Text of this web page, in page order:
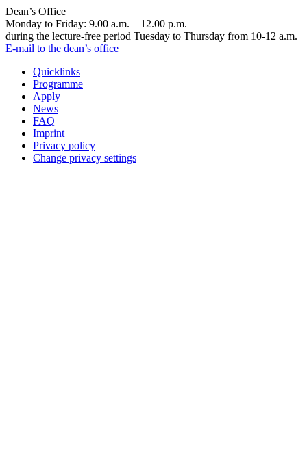
Dean’s Office
Monday to Friday: 9.00 a.m. – 12.00 p.m.
during the lecture-free period Tuesday to Thursday from 10-12 a.m.
E-mail to the dean’s office
Quicklinks
Programme
Apply
News
FAQ
Imprint
Privacy policy
Change privacy settings